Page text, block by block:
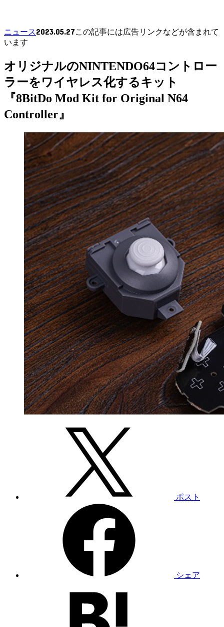
ニュース2023.05.27この記事には広告リンクなどが含まれて
います
オリジナルのNINTENDO64コントロー
ラーをワイヤレス化するキット
『8BitDo Mod Kit for Original N64
Controller』
ポスト
シェア